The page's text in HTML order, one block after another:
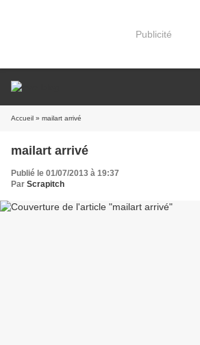
Publicité
Accueil » mailart arrivé
mailart arrivé
Publié le 01/07/2013 à 19:37
Par Scrapitch